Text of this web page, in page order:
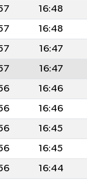
16:48
16:48
16:47
16:47
16:46
16:46
16:45
16:45
16:44